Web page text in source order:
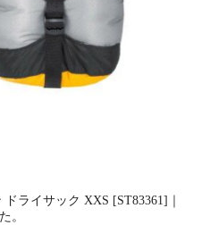
ライサック XXS [ST83361]｜
。